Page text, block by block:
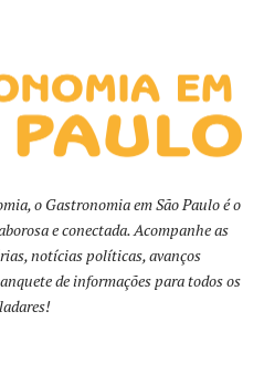
o Gastronomia em São Paulo é o
e conectada. Acompanhe as
notícias políticas, avanços
de informações para todos os